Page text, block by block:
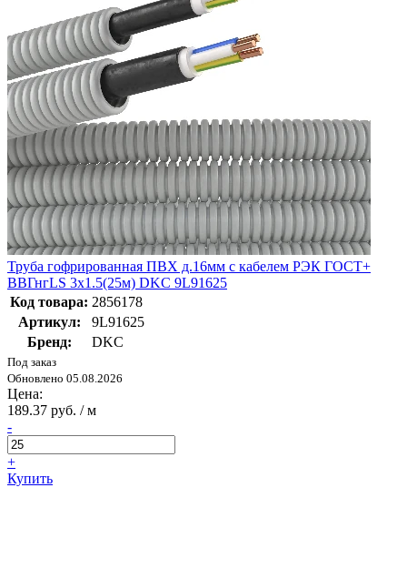
Труба гофрированная ПВХ д.16мм с кабелем РЭК ГОСТ+
ВВГнгLS 3х1.5(25м) DKC 9L91625
Код товара: 2856178
Артикул:
9L91625
Бренд:
DKC
Под заказ
Обновлено 05.08.2026
Цена:
189.37 руб. / м
-
+
Купить